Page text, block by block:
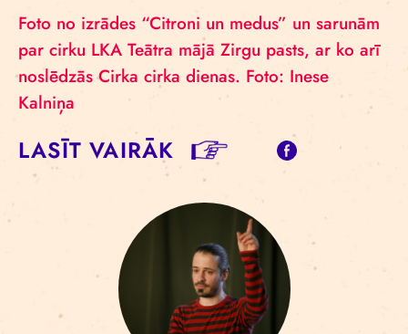
Foto no izrādes “Citroni un medus” un sarunām
par cirku LKA Teātra mājā Zirgu pasts, ar ko arī
noslēdzās Cirka cirka dienas. Foto: Inese
Kalniņa
LASĪT VAIRĀK